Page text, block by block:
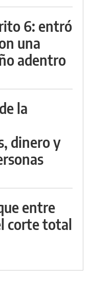
6: entró
una
adentro
la
dinero y
entre
corte total